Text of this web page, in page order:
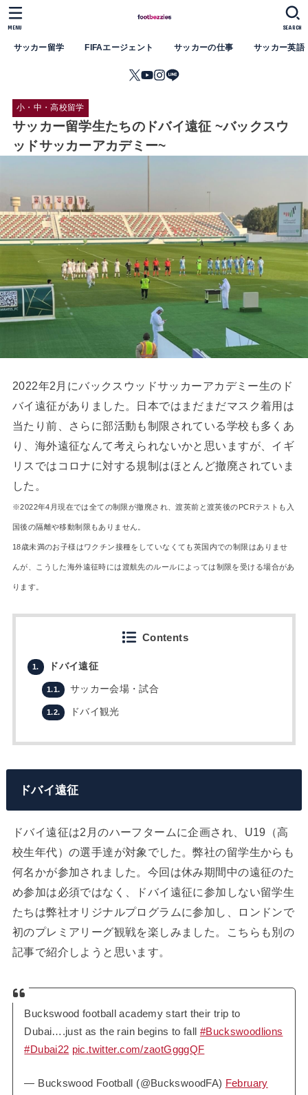
サッカー留学 FIFAエージェント サッカーの仕事 サッカー英語
SEARCH
MENU
小・中・高校留学
サッカー留学生たちのドバイ遠征 ~バックスウ
ッドサッカーアカデミー~
2022年2月にバックスウッドサッカーアカデミー生のド
バイ遠征がありました。日本ではまだまだマスク着用は
当たり前、さらに部活動も制限されている学校も多くあ
り、海外遠征なんて考えられないかと思いますが、イギ
リスではコロナに対する規制はほとんど撤廃されていま
した。
※2022年4月現在では全ての制限が撤廃され、渡英前と渡英後のPCRテストも入
国後の隔離や移動制限もありません。
18歳未満のお子様はワクチン接種をしていなくても英国内での制限はありませ
んが、こうした海外遠征時には渡航先のルールによっては制限を受ける場合があ
ります。
Contents
1. ドバイ遠征
1.1. サッカー会場・試合
1.2. ドバイ観光
ドバイ遠征
ドバイ遠征は2月のハーフタームに企画され、U19（高
校生年代）の選手達が対象でした。弊社の留学生からも
何名かが参加されました。今回は休み期間中の遠征のた
め参加は必須ではなく、ドバイ遠征に参加しない留学生
たちは弊社オリジナルプログラムに参加し、ロンドンで
初のプレミアリーグ観戦を楽しみました。こちらも別の
記事で紹介しようと思います。
Buckswood football academy start their trip to
Dubai….just as the rain begins to fall #Buckswoodlions
#Dubai22 pic.twitter.com/zaotGgggQF
— Buckswood Football (@BuckswoodFA) February